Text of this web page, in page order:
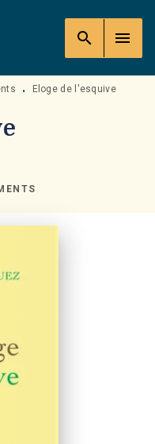
search menu
• Eloge de l'esquive